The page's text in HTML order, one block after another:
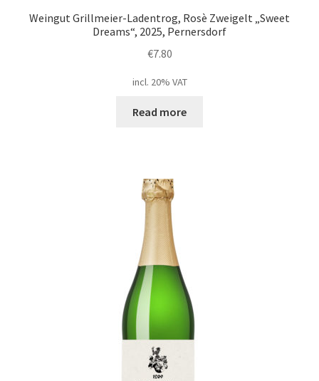
Weingut Grillmeier-Ladentrog, Rosè Zweigelt „Sweet
Dreams“, 2025, Pernersdorf
€7.80
incl. 20% VAT
Read more